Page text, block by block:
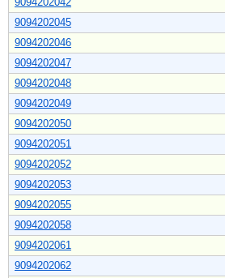
9094202045
9094202046
9094202047
9094202048
9094202049
9094202050
9094202051
9094202052
9094202053
9094202055
9094202058
9094202061
9094202062